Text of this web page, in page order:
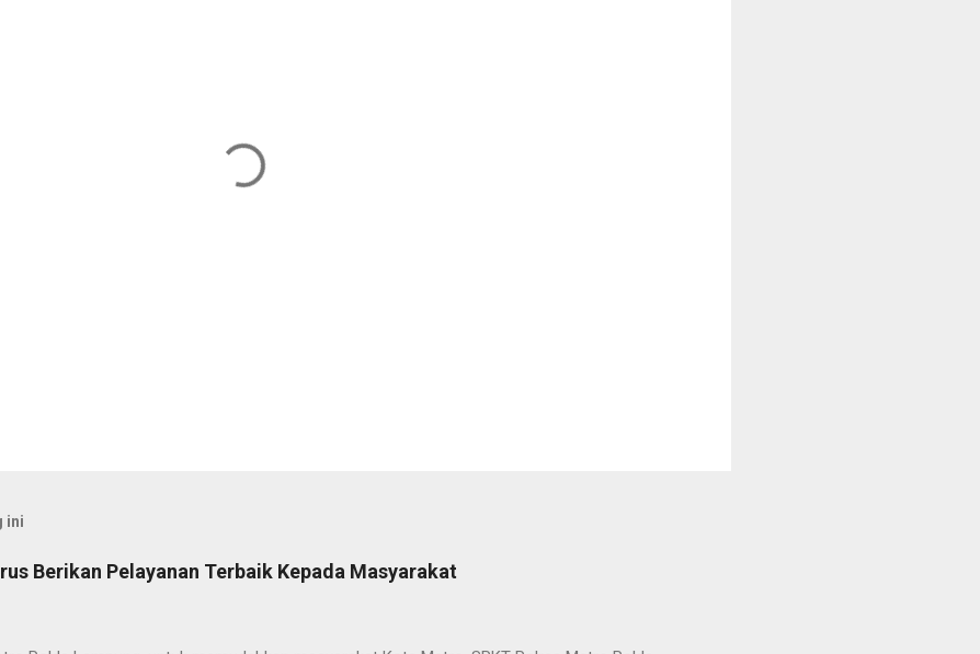
ini
Berikan Pelayanan Terbaik Kepada Masyarakat